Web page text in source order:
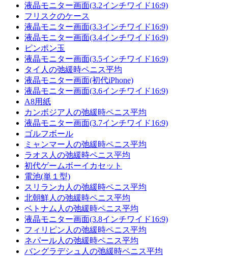
液晶モニター画面(3.2インチワイド16:9)
フリスクのケース
液晶モニター画面(3.3インチワイド16:9)
液晶モニター画面(3.4インチワイド16:9)
ピンポン玉
液晶モニター画面(3.5インチワイド16:9)
タイ人の弛緩時ペニス平均
液晶モニター画面(初代iPhone)
液晶モニター画面(3.6インチワイド16:9)
A8用紙
カンボジア人の弛緩時ペニス平均
液晶モニター画面(3.7インチワイド16:9)
ゴルフボール
ミャンマー人の弛緩時ペニス平均
ラオス人の弛緩時ペニス平均
初代ゲームボーイカセット
電池(単１型)
スリランカ人の弛緩時ペニス平均
北朝鮮人の弛緩時ペニス平均
ベトナム人の弛緩時ペニス平均
液晶モニター画面(3.8インチワイド16:9)
フィリピン人の弛緩時ペニス平均
ネパール人の弛緩時ペニス平均
バングラデシュ人の弛緩時ペニス平均